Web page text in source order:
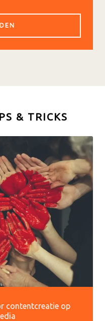
& TRICKS
contentcreatie op